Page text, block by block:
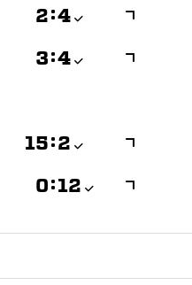
:
:
:
: